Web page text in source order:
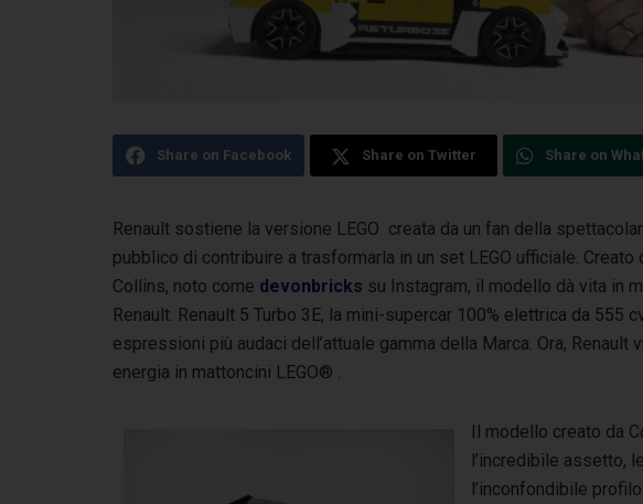
Share on Facebook Share on Twitter Share on
Renault sostiene la versione LEGO creata da un fan della
pubblico di contribuire a trasformarla in un set LEGO ufficiale. Creato
Collins, noto come devonbricks su Instagram, il modello dà vita in
Renault. Renault 5 Turbo 3E, la mini-supercar 100% elettrica da 555
espressioni più audaci dell’attuale gamma della Marca. Ora,
energia in mattoncini LEGO® .
Il modello creato da
l’incredibile assetto,
l’inconfondibile